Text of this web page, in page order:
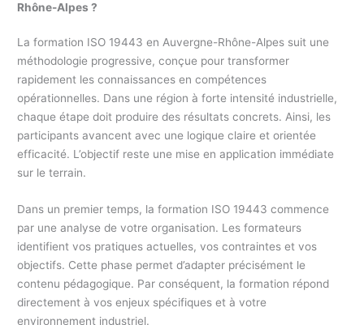
Rhône-Alpes ?
La formation ISO 19443 en Auvergne-Rhône-Alpes suit une
méthodologie progressive, conçue pour transformer
rapidement les connaissances en compétences
opérationnelles. Dans une région à forte intensité industrielle,
chaque étape doit produire des résultats concrets. Ainsi, les
participants avancent avec une logique claire et orientée
efficacité. L’objectif reste une mise en application immédiate
sur le terrain.
Dans un premier temps, la formation ISO 19443 commence
par une analyse de votre organisation. Les formateurs
identifient vos pratiques actuelles, vos contraintes et vos
objectifs. Cette phase permet d’adapter précisément le
contenu pédagogique. Par conséquent, la formation répond
directement à vos enjeux spécifiques et à votre
environnement industriel.